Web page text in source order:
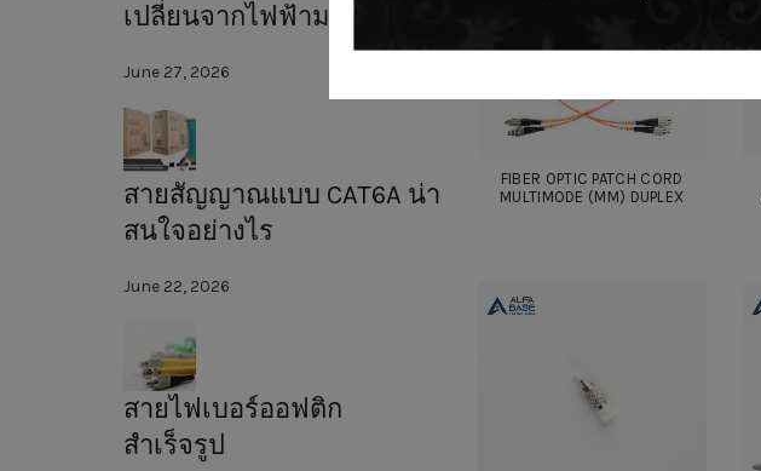
FIBER OPTIC PATCH CORD
MULTIMODE (MM) DUPLEX
เปลี่ยนจากไฟฟ้ามาใช้แสง?
June 27, 2026
สายสัญญาณแบบ CAT6A น่า
สนใจอย่างไร
June 22, 2026
สายไฟเบอร์ออฟติก
สำเร็จรูป